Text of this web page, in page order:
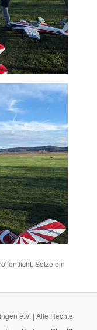
Setze ein
e.V. | Alle Rechte